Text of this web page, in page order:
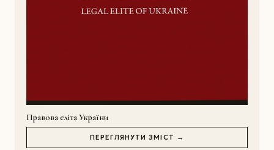
Правова еліта України
ПЕРЕГЛЯНУТИ ЗМІСТ →